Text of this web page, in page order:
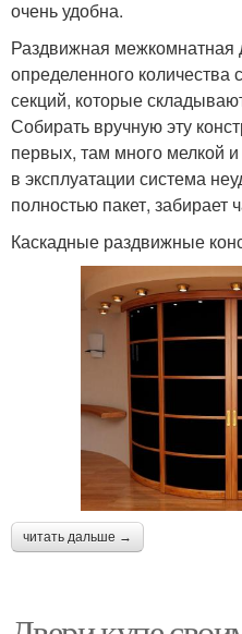
очень удобна.
Раздвижная межкомнатная
определенного
секций, которые
Собирать вручную эту
первых, там много мелкой
в эксплуатации система
полностью пакет, забирает
Каскадные раздвижные
читать дальше →